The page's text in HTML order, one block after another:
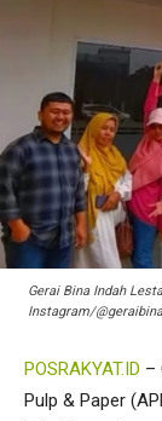
Gerai Bina Indah
Instagram/
POSRAKYAT.ID –
Pulp & Paper